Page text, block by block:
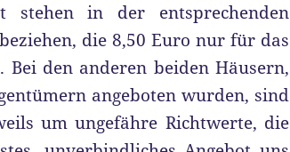
stehen in der entsprechenden
die 8,50 Euro nur für das
den anderen beiden Häusern,
angeboten wurden, sind
um ungefähre Richtwerte, die